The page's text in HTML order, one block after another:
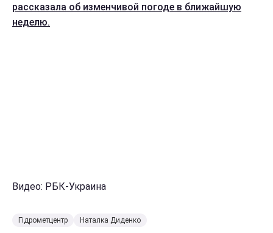
рассказала об изменчивой погоде в ближайшую
неделю.
Видео: РБК-Украина
Гідрометцентр Наталка Диденко